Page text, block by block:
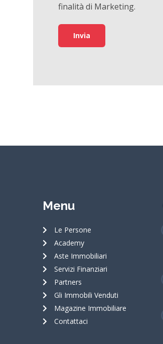
finalità di Marketing.
Invia
Menu
Le Persone
Academy
Aste Immobiliari
Servizi Finanziari
Partners
Gli Immobili Venduti
Magazine Immobiliare
Contattaci